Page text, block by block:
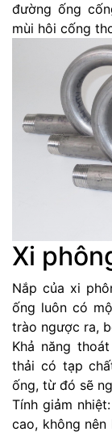
đường ống
mùi hôi cống
Xi
Nắp của xi
ống luôn có
trào ngược ra,
Khả năng
thải có tạp
ống, từ đó sẽ
Tính giảm
cao, không